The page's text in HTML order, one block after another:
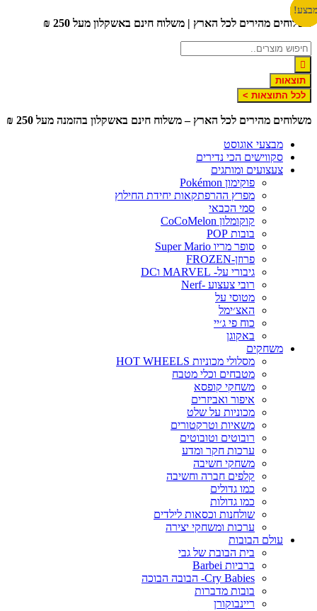
דלג
לתוכן
משלוחים מהירים לכל הארץ | משלוח חינם באשקלון מעל 250 ₪
תוצאות
לכל התוצאות >
משלוחים מהירים לכל הארץ – משלוח חינם באשקלון בהזמנה מעל 250 ₪
מבצעי אוגוסט
סקווישים הכי נדירים
צעצועים ומותגים
פוקימון Pokémon
מפרץ ההרפתקאות יחידת החילוץ
סמי הכבאי
קוקומלון CoCoMelon
בובות POP
סופר מריו Super Mario
פרוזן-FROZEN
גיבורי על- MARVEL וDC
רובי צעצוע -Nerf
מטוסי על
האצ׳ימל
כוח פי ג׳יי
באקוגן
משחקים
מסלולי מכוניות HOT WHEELS
מטבחים וכלי מטבח
משחקי קופסא
איפור ואביזרים
מכוניות על שלט
משאיות וטרקטורים
רובוטים וטובוטים
ערכות חקר ומדע
משחקי חשיבה
קלפים חברה וחשיבה
כמו גדולים
כמו גדולות
שולחנות וכסאות לילדים
ערכות ומשחקי יצירה
עולם הבובות
בית הבובת של גבי
ברביות Barbei
Cry Babies- הבובה הבוכה
בובות מדברות
ריינבוקורן